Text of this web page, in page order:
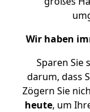
Wir haben
Sparen Sie
darum, dass
Zögern Sie
heute, um